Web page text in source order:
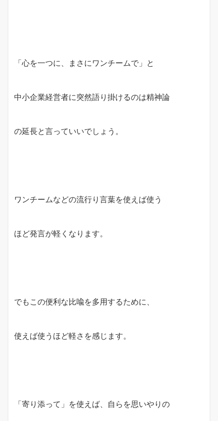
「心を一つに、まさにワンチームで」と
中小企業経営者に突然語り掛けるのは精神論
の延長と言っていいでしょう。
ワンチームなどの流行り言葉を使えば使う
ほど発言が軽くなります。
でもこの便利な比喩を多用するために、
使えば使うほど軽さを感じます。
「寄り添って」を使えば、自らを思いやりの